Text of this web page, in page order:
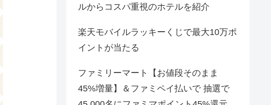
ルからコスパ重視のホテルを紹介
楽天モバイルラッキーくじで最大10万ポ
イントが当たる
ファミリーマート【お値段そのまま
45%増量】＆ファミペイ払いで 抽選で